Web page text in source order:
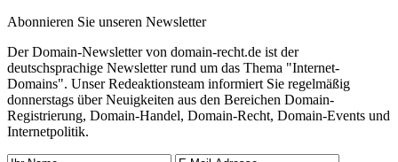
Abonnieren Sie unseren Newsletter
Der Domain-Newsletter von domain-recht.de ist der
deutschsprachige Newsletter rund um das Thema "Internet-
Domains". Unser Redeaktionsteam informiert Sie regelmäßig
donnerstags über Neuigkeiten aus den Bereichen Domain-
Registrierung, Domain-Handel, Domain-Recht, Domain-Events und
Internetpolitik.